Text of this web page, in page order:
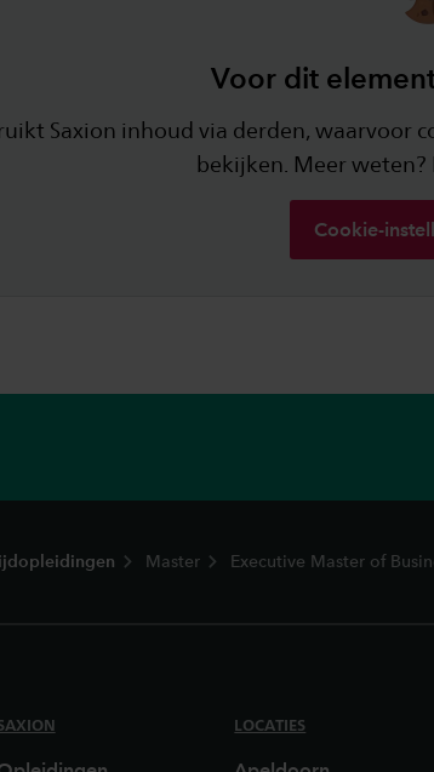
Voor dit
Saxion inhoud via derden, waarvoor
bekijken. Meer weten?
Cookie-
Master Executive Master of
LOCATIES